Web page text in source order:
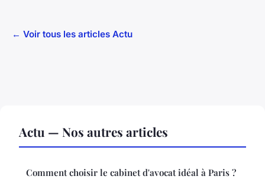
← Voir tous les articles Actu
Actu — Nos autres articles
Comment choisir le cabinet d'avocat idéal à Paris ?